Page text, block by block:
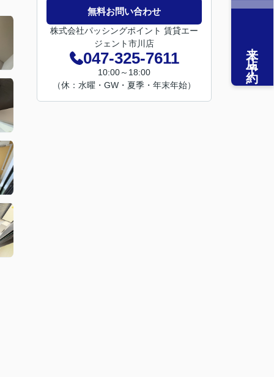
無料お問い合わせ
株式会社パッシングポイント 賃貸エー
ジェント市川店
047-325-7611
10:00～18:00
（休：水曜・GW・夏季・年末年始）
来店予約